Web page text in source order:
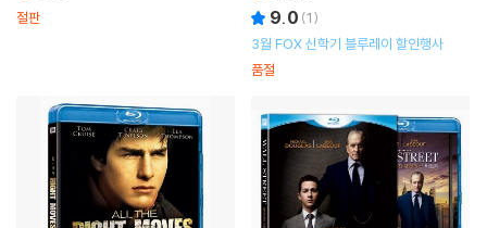
절판
9.0 (1)
3월 FOX 신학기 블루레이 할인행사
품절